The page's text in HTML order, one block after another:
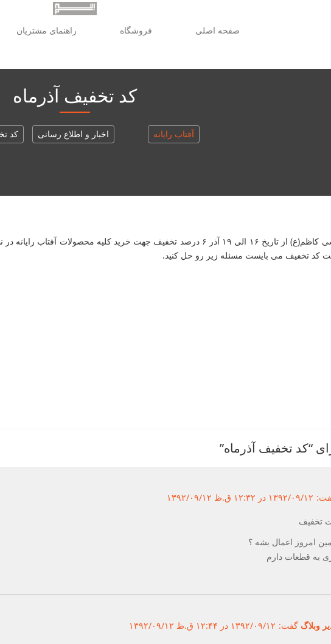
صفحه اصلی فروشگاه راهنمای مشتریان
کد تخفیف آذرماه
آفتاب رایانه اخبار و اطلاع رسانی کد
به مناسب روز دانشجو و ولادت امام موسی کاظم(ع) از تاریخ ۱۶ الی ۱۹ آذر ۶
کد تخفیف می بایست مسئله زیر رو حل کنید.
۱۳۹۲/۰۹/۱۲ در ۱۲:۳۲ ق.ظ ۱۳۹۲/۰۹/۱۲
تخفیف
امروز اعمال بشه ؟
به قطعات دارم
وبلاگ گفت: ۱۳۹۲/۰۹/۱۲ در ۱۲:۴۴ ق.ظ ۱۳۹۲/۰۹/۱۲